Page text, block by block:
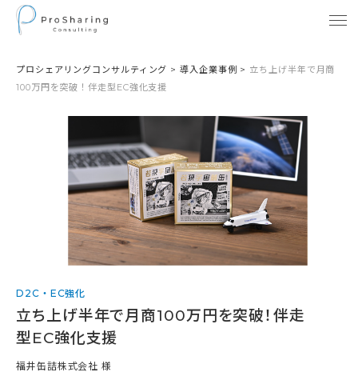
プロシェアリングコンサルティング >導入企業事例 > 立ち上げ半年で月商
100万円を突破！伴走型EC強化支援
D2C・EC強化
立ち上げ半年で月商100万円を突破！伴走
型EC強化支援
福井缶詰株式会社 様